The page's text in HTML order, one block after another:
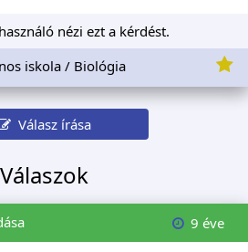
nézi ezt a kérdést.
iskola / Biológia
Válasz írása
Válaszok
9 éve